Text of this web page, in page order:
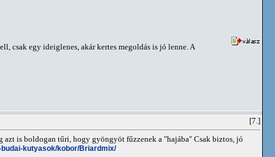
csak egy ideiglenes, akár kertes megoldás is jó lenne. A
[7.]
azt is boldogan tűri, hogy gyöngyöt fűzzenek a "hajába" Csak biztos, jó
kutyasok/kobor/Briardmix/